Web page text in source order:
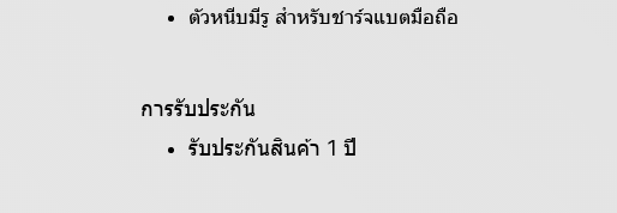
ตัวหนีบมีรู สำหรับชาร์จแบตมือถือ
การรับประกัน
รับประกันสินค้า 1 ปี